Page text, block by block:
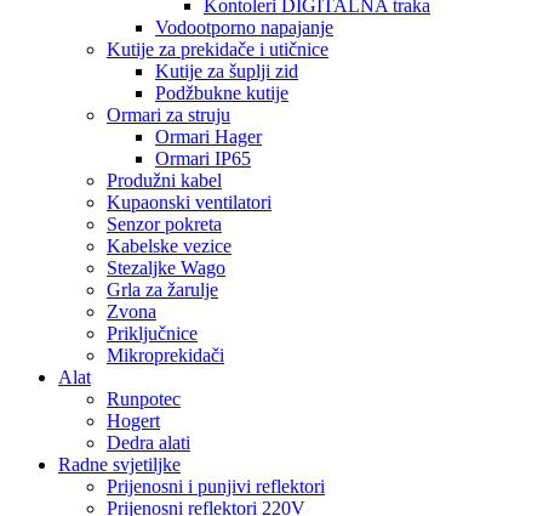
Kontoleri DIGITALNA traka
Vodootporno napajanje
Kutije za prekidače i utičnice
Kutije za šuplji zid
Podžbukne kutije
Ormari za struju
Ormari Hager
Ormari IP65
Produžni kabel
Kupaonski ventilatori
Senzor pokreta
Kabelske vezice
Stezaljke Wago
Grla za žarulje
Zvona
Priključnice
Mikroprekidači
Alat
Runpotec
Hogert
Dedra alati
Radne svjetiljke
Prijenosni i punjivi reflektori
Prijenosni reflektori 220V